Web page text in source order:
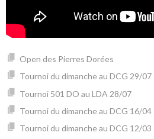
Open des Pierres Dorées
Tournoi du dimanche au DCG 29/07
Tournoi 501 DO au LDA 28/07
Tournoi du dimanche au DCG 16/04
Tournoi du dimanche au DCG 12/03